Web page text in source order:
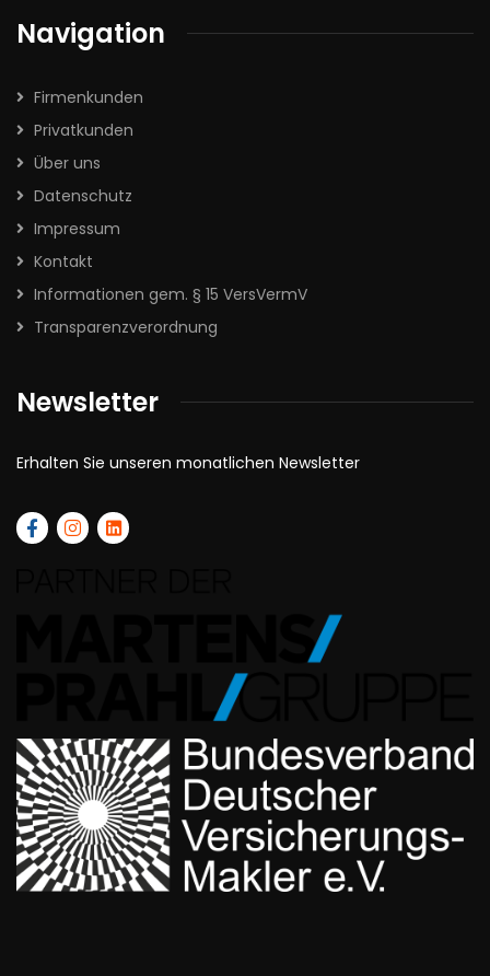
Navigation
Firmenkunden
Privatkunden
Über uns
Datenschutz
Impressum
Kontakt
Informationen gem. § 15 VersVermV
Transparenzverordnung
Newsletter
Erhalten Sie unseren monatlichen Newsletter